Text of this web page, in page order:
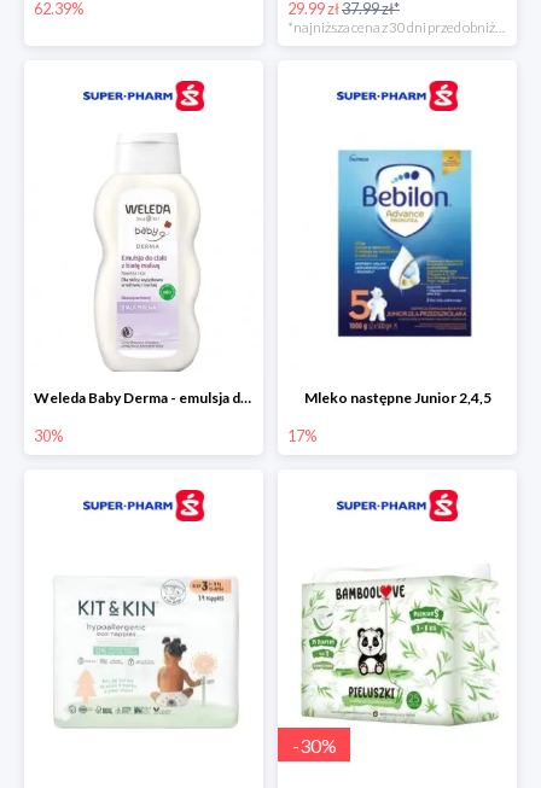
62.39% 29.99 zł37.99 zł*
Weleda Baby Derma - emulsja do ciała dla niemowląt i dzieci
30%
Mleko następne Junior 2,4,5
17%
-30%